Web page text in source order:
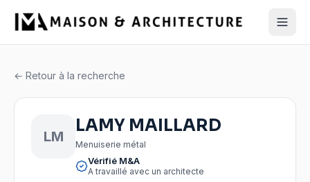
← Retour à la recherche
LM
LAMY MAILLARD
Menuiserie métal
Vérifié M&A
A travaillé avec un architecte